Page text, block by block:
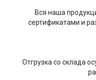
Вся наша
сертификатами и
Отгрузка со склада